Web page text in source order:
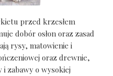
przed krzesłem
dobór osłon oraz zasad
rysy, matowienie i
oraz drewnie,
zabawy o wysokiej